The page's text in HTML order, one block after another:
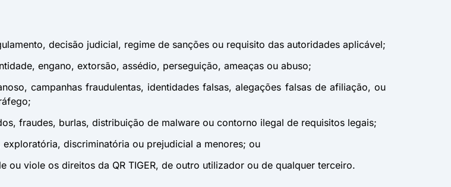
decisão judicial, regime de sanções ou requisito das autoridades aplicável;
engano, extorsão, assédio, perseguição, ameaças ou abuso;
campanhas fraudulentas, identidades falsas, alegações falsas de afiliação, ou
fraudes, burlas, distribuição de malware ou contorno ilegal de requisitos legais;
discriminatória ou prejudicial a menores; ou
viole os direitos da QR TIGER, de outro utilizador ou de qualquer terceiro.